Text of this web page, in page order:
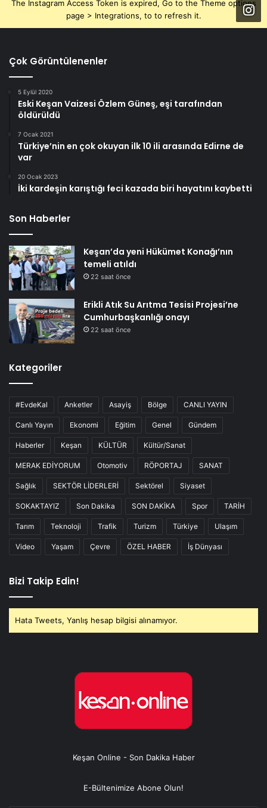
The Instagram Access Token is expired, Go to the Theme options
page > Integrations, to to refresh it.
Çok Görüntülenenler
5 Eylül 2020
Eski Keşan Vaizesi Özlem Güneş, eşi tarafından
öldürüldü
7 Ocak 2021
Türkiye’nin en çok okuyan ilk 10 ili arasında Edirne de
var
20 Ocak 2023
İki kardeşin karıştığı feci kazada biri hayatını kaybetti
Son Haberler
Keşan’da yeni Hükümet Konağı’nın
temeli atıldı
22 saat önce
Erikli Atık Su Arıtma Tesisi Projesi’ne
Cumhurbaşkanlığı onayı
22 saat önce
Kategoriler
#EvdeKal Anketler Asayiş Bölge CANLI YAYIN
Canlı Yayın Ekonomi Eğitim Genel Gündem
Haberler Keşan KÜLTÜR Kültür/Sanat
MERAK EDİYORUM Otomotiv RÖPORTAJ SANAT
Sağlık SEKTÖR LİDERLERİ Sektörel Siyaset
SOKAKTAYIZ Son Dakika SON DAKİKA Spor TARİH
Tarım Teknoloji Trafik Turizm Türkiye Ulaşım
Video Yaşam Çevre ÖZEL HABER İş Dünyası
Bizi Takip Edin!
Hata Tweets, Yanlış hesap bilgisi alınamıyor.
Keşan Online - Son Dakika Haber
E-Bültenimize Abone Olun!